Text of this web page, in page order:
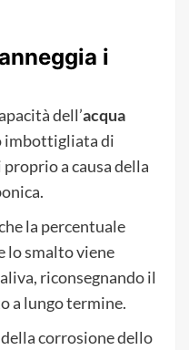
i
dell’acqua
imbottigliata di
a causa della
la percentuale
lo smalto viene
riconsegnando il
a lungo termine.
corrosione dello